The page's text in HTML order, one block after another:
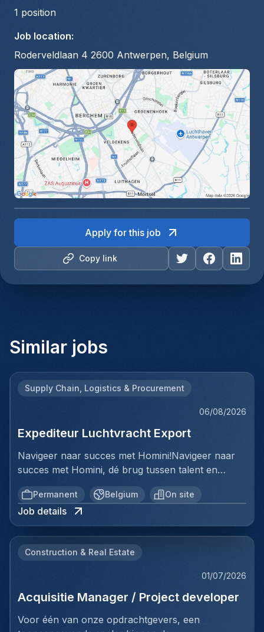
1 position
Job location:
Roderveldlaan 4 2600 Antwerpen, Belgium
Copy link
Apply for this job
Similar jobs
Supply Chain, Logistics & Procurement
06/08/2026
Expediteur Luchtvracht Export
Navigeer naar succes met Homini!Navigeer naar
succes met Homini, dé brug tussen talent en
uitmuntende opportuniteiten binnen de
arbeidsmarkt. Als voorloper in wervingsdiensten,
matchen we toptalent met topbedrijven in diverse
sectoren. Met onze expertise en toewijding streven
plaatsingen. Bij Homini staat elk individu centraal;
ons team Logistiek & Distributie zoeken we een
Expediteur Luchtvracht Export voor een
een geboren organisator met een passie voor
Permanent Belgium On site
Job details
Construction & Real Estate
01/07/2026
Acquisitie Manager / Project developer
Voor één van onze opdrachtgevers, een